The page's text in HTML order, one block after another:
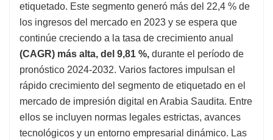
etiquetado. Este segmento generó más del 22,4 % de
los ingresos del mercado en 2023 y se espera que
continúe creciendo a la tasa de crecimiento anual
(CAGR) más alta, del 9,81 %, durante el período de
pronóstico 2024-2032. Varios factores impulsan el
rápido crecimiento del segmento de etiquetado en el
mercado de impresión digital en Arabia Saudita. Entre
ellos se incluyen normas legales estrictas, avances
tecnológicos y un entorno empresarial dinámico. Las